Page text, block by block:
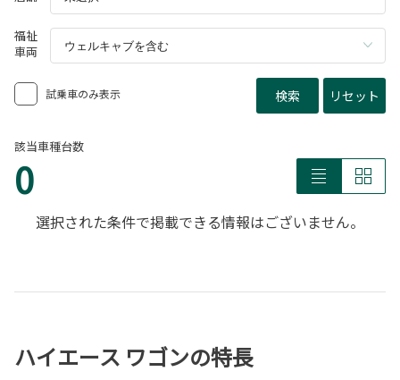
福祉
車両
試乗車のみ表示 検索 リセット
該当車種台数
0
選択された条件で掲載できる情報はございません。
ハイエース ワゴンの特長